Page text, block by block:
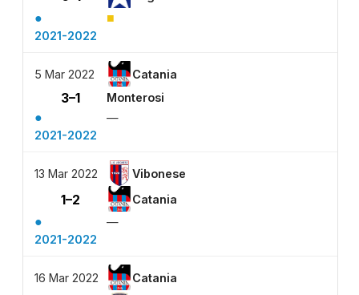
● ■
2021-2022
5 Mar 2022 Catania
3–1 Monterosi
●
—
2021-2022
13 Mar 2022 Vibonese
1–2 Catania
●
—
2021-2022
16 Mar 2022 Catania